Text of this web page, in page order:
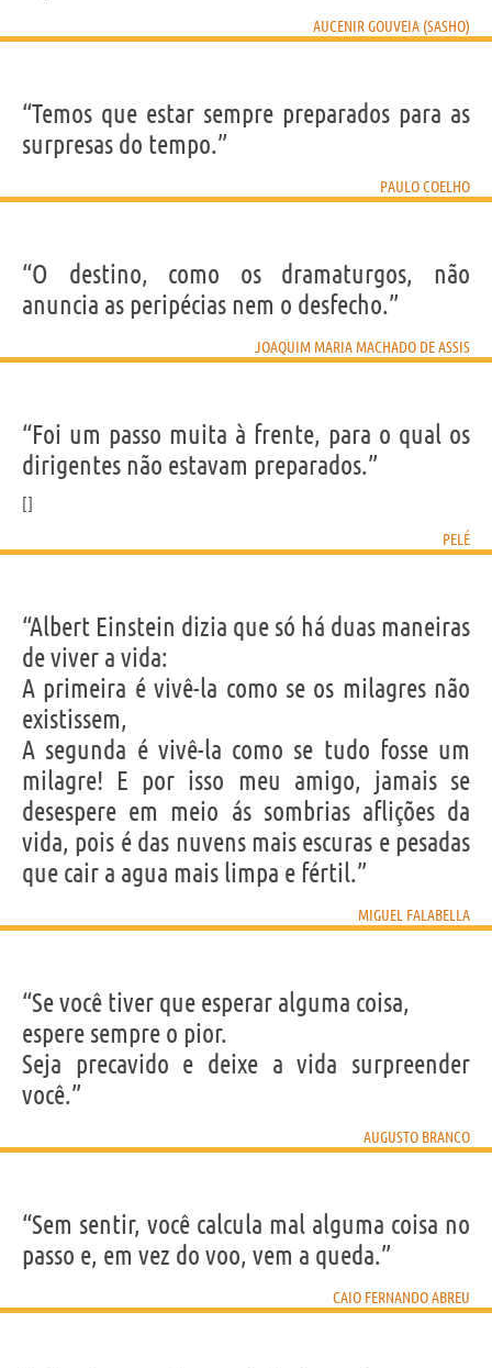
AUCENIR GOUVEIA (SASHO)
“Temos que estar sempre preparados para as
surpresas do tempo.”
PAULO COELHO
“O destino, como os dramaturgos, não
anuncia as peripécias nem o desfecho.”
JOAQUIM MARIA MACHADO DE ASSIS
“Foi um passo muita à frente, para o qual os
dirigentes não estavam preparados.”
PELÉ
“Albert Einstein dizia que só há duas maneiras
de viver a vida:
A primeira é vivê-la como se os milagres não
existissem,
A segunda é vivê-la como se tudo fosse um
milagre! E por isso meu amigo, jamais se
desespere em meio ás sombrias aflições da
vida, pois é das nuvens mais escuras e pesadas
que cair a agua mais limpa e fértil.”
MIGUEL FALABELLA
“Se você tiver que esperar alguma coisa,
espere sempre o pior.
Seja precavido e deixe a vida surpreender
você.”
AUGUSTO BRANCO
“Sem sentir, você calcula mal alguma coisa no
passo e, em vez do voo, vem a queda.”
CAIO FERNANDO ABREU